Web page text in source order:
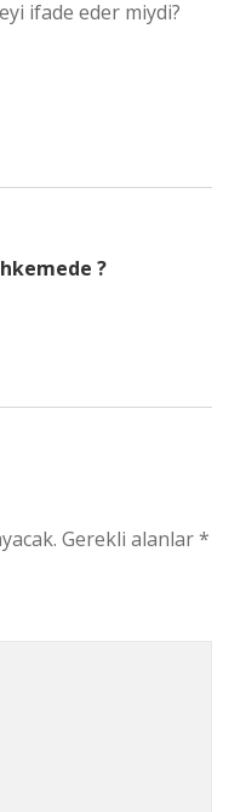
ifade eder miydi?
?
Gerekli alanlar*